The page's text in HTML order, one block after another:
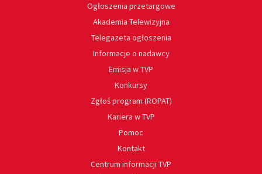
Ogłoszenia przetargowe
Akademia Telewizyjna
Telegazeta ogłoszenia
Informacje o nadawcy
Emisja w TVP
Konkursy
Zgłoś program (ROPAT)
Kariera w TVP
Pomoc
Kontakt
Centrum informacji TVP